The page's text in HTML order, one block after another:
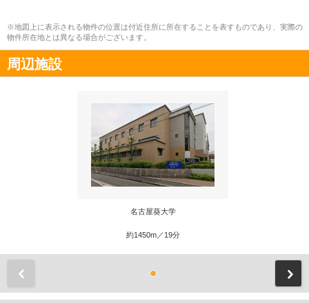
※地図上に表示される物件の位置は付近住所に所在することを表すものであり、実際の
物件所在地とは異なる場合がございます。
周辺施設
名古屋葵大学
約1450m／19分